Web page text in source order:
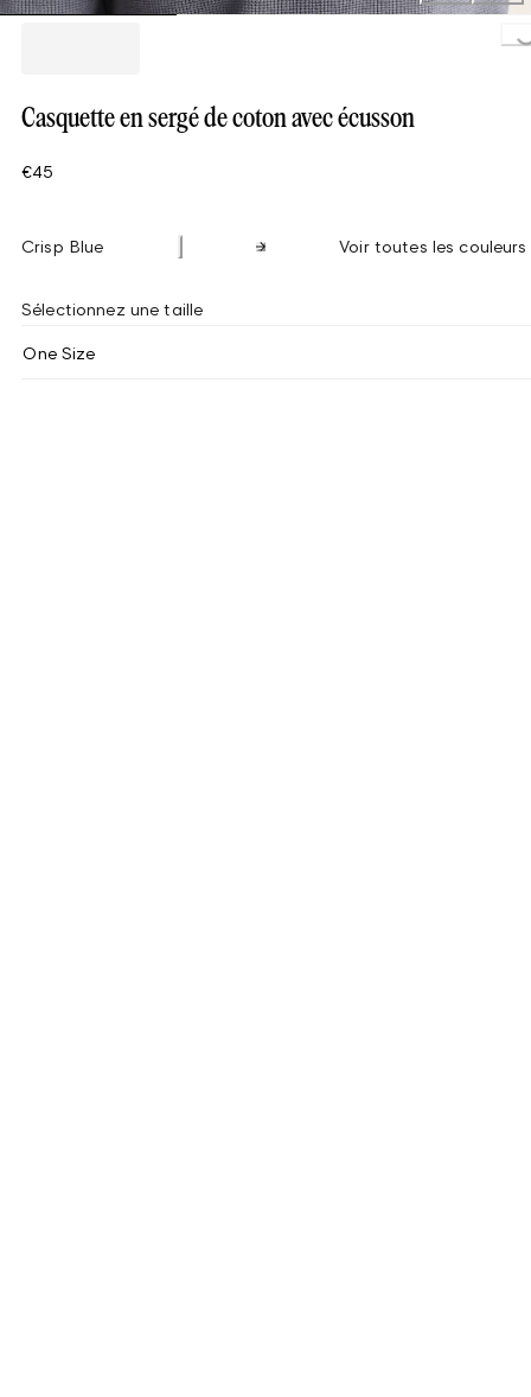
Casquette en sergé de coton avec écusson
€45
Crisp Blue Voir toutes les couleurs
Sélectionnez une taille
One Size